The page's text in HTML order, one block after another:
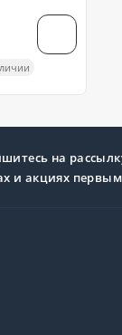
на
и акциях